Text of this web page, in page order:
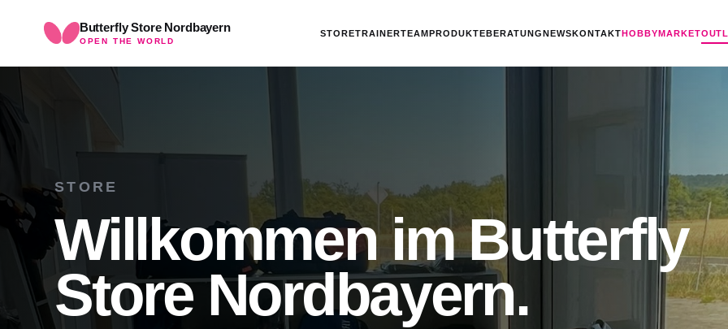
Butterfly Store Nordbayern
OPEN THE WORLD
STORETRAINERTEAMPRODUKTEBERATUNGNEWSKONTAKTHOBBYMARKET
STORE
Willkommen im Butterfly
Store Nordbayern.